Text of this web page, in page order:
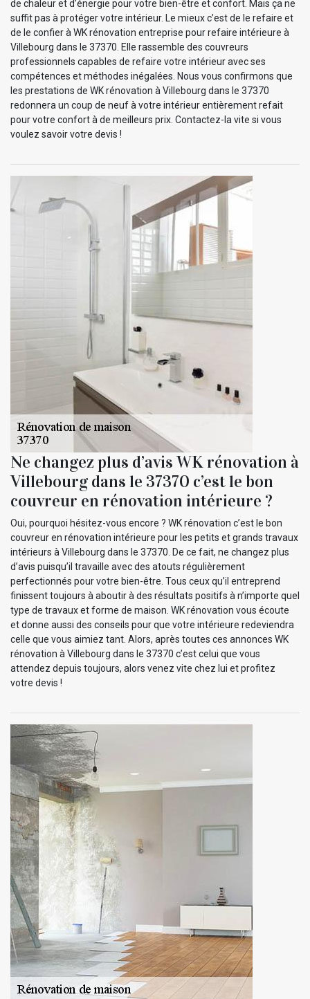
de chaleur et d’énergie pour votre bien-être et confort. Mais ça ne
suffit pas à protéger votre intérieur. Le mieux c’est de le refaire et
de le confier à WK rénovation entreprise pour refaire intérieure à
Villebourg dans le 37370. Elle rassemble des couvreurs
professionnels capables de refaire votre intérieur avec ses
compétences et méthodes inégalées. Nous vous confirmons que
les prestations de WK rénovation à Villebourg dans le 37370
redonnera un coup de neuf à votre intérieur entièrement refait
pour votre confort à de meilleurs prix. Contactez-la vite si vous
voulez savoir votre devis !
Ne changez plus d’avis WK rénovation à
Villebourg dans le 37370 c’est le bon
couvreur en rénovation intérieure ?
Oui, pourquoi hésitez-vous encore ? WK rénovation c’est le bon
couvreur en rénovation intérieure pour les petits et grands travaux
intérieurs à Villebourg dans le 37370. De ce fait, ne changez plus
d’avis puisqu’il travaille avec des atouts régulièrement
perfectionnés pour votre bien-être. Tous ceux qu’il entreprend
finissent toujours à aboutir à des résultats positifs à n’importe quel
type de travaux et forme de maison. WK rénovation vous écoute
et donne aussi des conseils pour que votre intérieure redeviendra
celle que vous aimiez tant. Alors, après toutes ces annonces WK
rénovation à Villebourg dans le 37370 c’est celui que vous
attendez depuis toujours, alors venez vite chez lui et profitez
votre devis !